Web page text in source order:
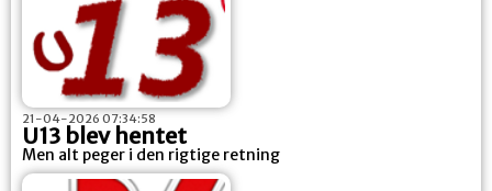
21-04-2026 07:34:58
U13 blev hentet
Men alt peger i den rigtige retning